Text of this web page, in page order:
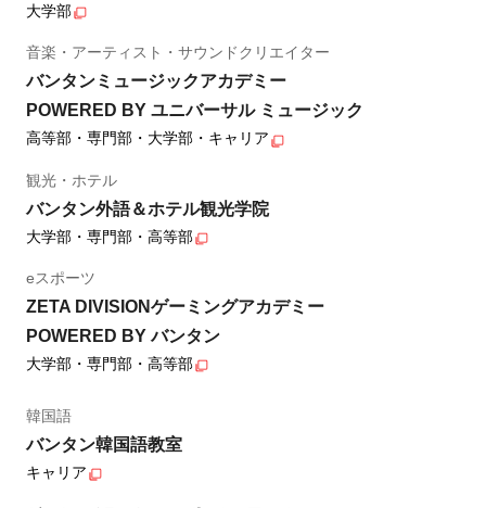
大学部
音楽・アーティスト・サウンドクリエイター
バンタンミュージックアカデミー
POWERED BY ユニバーサル ミュージック
高等部・専門部・大学部・キャリア
観光・ホテル
バンタン外語＆ホテル観光学院
大学部・専門部・高等部
eスポーツ
ZETA DIVISIONゲーミングアカデミー
POWERED BY バンタン
大学部・専門部・高等部
韓国語
バンタン韓国語教室
キャリア